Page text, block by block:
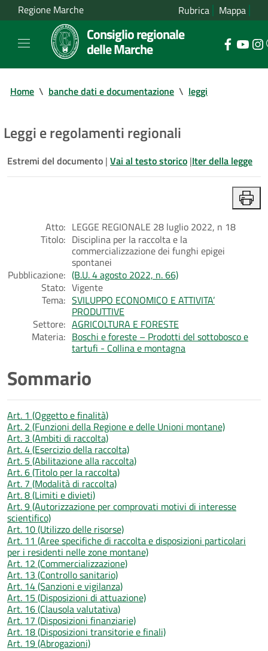
Regione Marche Rubrica Mappa
Consiglio regionale
delle Marche
Home \ banche dati e documentazione \ leggi
Leggi e regolamenti regionali
Estremi del documento | Vai al testo storico |Iter della legge
Atto: LEGGE REGIONALE 28 luglio 2022, n 18
Titolo: Disciplina per la raccolta e la
commercializzazione dei funghi epigei
spontanei
Pubblicazione: (B.U. 4 agosto 2022, n. 66)
Stato: Vigente
Tema: SVILUPPO ECONOMICO E ATTIVITA’
PRODUTTIVE
Settore: AGRICOLTURA E FORESTE
Materia: Boschi e foreste – Prodotti del sottobosco e
tartufi - Collina e montagna
Sommario
Art. 1 (Oggetto e finalità)
Art. 2 (Funzioni della Regione e delle Unioni montane)
Art. 3 (Ambiti di raccolta)
Art. 4 (Esercizio della raccolta)
Art. 5 (Abilitazione alla raccolta)
Art. 6 (Titolo per la raccolta)
Art. 7 (Modalità di raccolta)
Art. 8 (Limiti e divieti)
Art. 9 (Autorizzazione per comprovati motivi di interesse
scientifico)
Art. 10 (Utilizzo delle risorse)
Art. 11 (Aree specifiche di raccolta e disposizioni particolari
per i residenti nelle zone montane)
Art. 12 (Commercializzazione)
Art. 13 (Controllo sanitario)
Art. 14 (Sanzioni e vigilanza)
Art. 15 (Disposizioni di attuazione)
Art. 16 (Clausola valutativa)
Art. 17 (Disposizioni finanziarie)
Art. 18 (Disposizioni transitorie e finali)
Art. 19 (Abrogazioni)